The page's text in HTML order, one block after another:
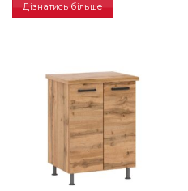
Дізнатись більше